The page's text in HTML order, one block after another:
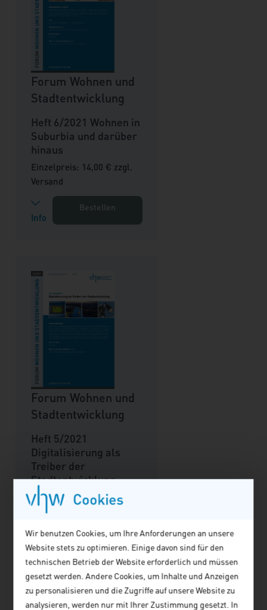
Cookies
Wir benutzen Cookies, um Ihre Anforderungen an unsere
Website stets zu optimieren. Einige davon sind für den
technischen Betrieb der Website erforderlich und müssen
gesetzt werden. Andere Cookies, um Inhalte und Anzeigen
zu personalisieren und die Zugriffe auf unsere Website zu
analysieren, werden nur mit Ihrer Zustimmung gesetzt. In
Forum Wohnen und
Stadtentwicklung
Heft 6/2021 Wohnen in
Suburbia und darüber
hinaus
Einzelpreis: 14,00 € zzgl.
Versand
Info
Bestellen
Forum Wohnen und
Stadtentwicklung
Heft 5/2021
Digitalisierung als
Treiber der
Stadtentwicklung
Einzelpreis: 14,00 € zzgl.
Versand
Info
Bestellen